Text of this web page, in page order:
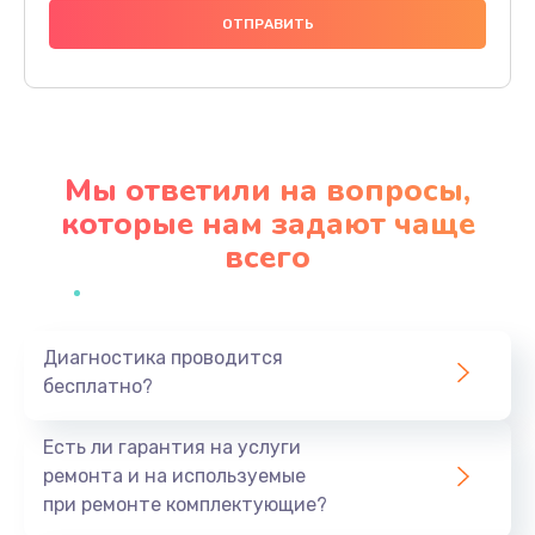
2885 руб.
Заказать
Замена шлейфа матрицы
Заказать
Мы ответили на вопросы,
которые нам задают чаще
всего
Диагностика проводится
бесплатно?
Есть ли гарантия на услуги
ремонта и на используемые
при ремонте комплектующие?